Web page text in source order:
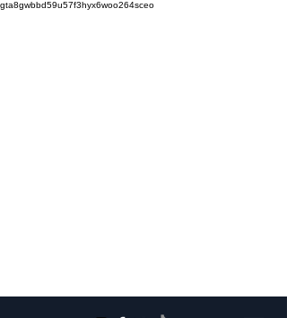
gta8gwbbd59u57f3hyx6woo264sceo